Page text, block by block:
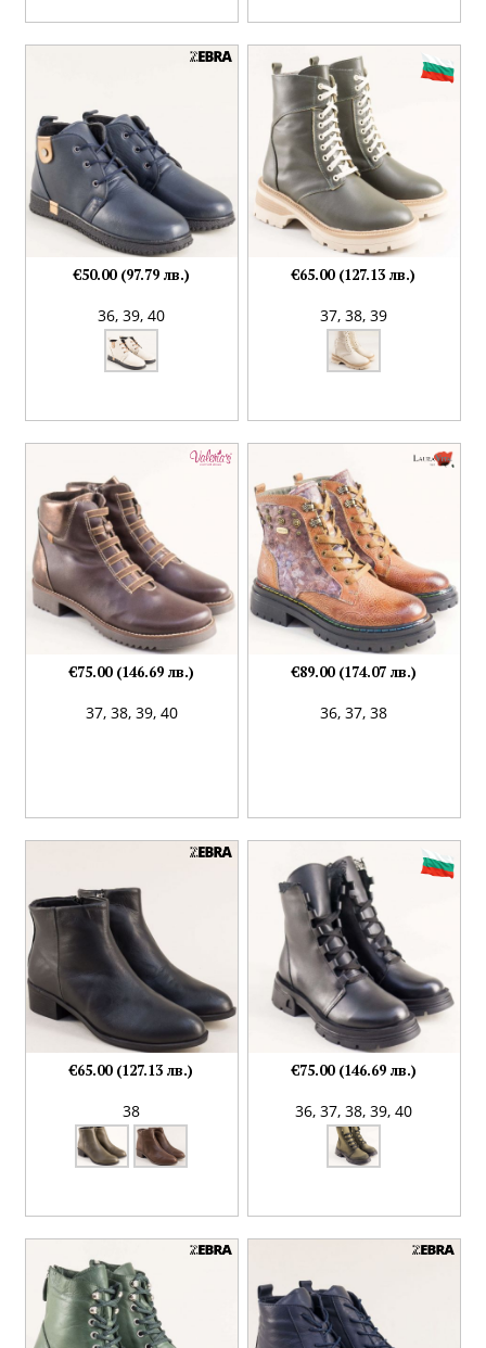
36,39,40
€50.00 (97.79 лв.)
37,38,39
€65.00 (127.13 лв.)
37, 38, 39, 40
€75.00 (146.69 лв.)
36,37,38
€89.00 (174.07 лв.)
38
€65.00 (127.13 лв.)
36,37,38,39,40
€75.00 (146.69 лв.)